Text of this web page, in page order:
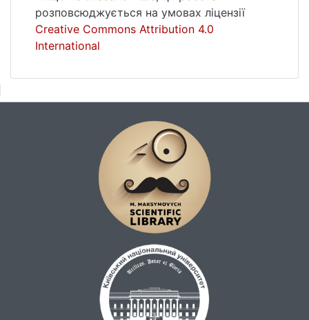
розповсюджується на умовах ліцензії
Creative Commons Attribution 4.0
International